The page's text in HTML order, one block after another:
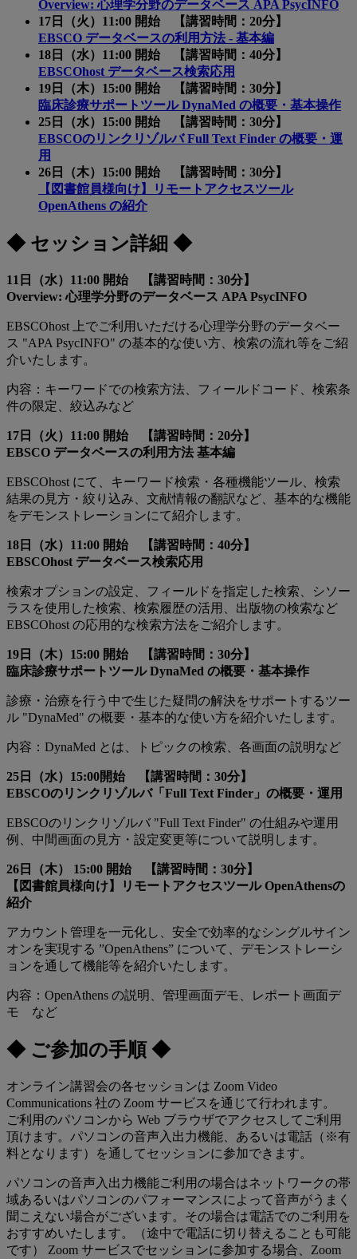
Overview: 心理学分野のデータベース APA PsycINFO
17日（火）11:00 開始 【講習時間：20分】
EBSCO データベースの利用方法 - 基本編
18日（水）11:00 開始 【講習時間：40分】
EBSCOhost データベース検索応用
19日（木）15:00 開始 【講習時間：30分】
臨床診療サポートツール DynaMed の概要・基本操作
25日（水）15:00 開始 【講習時間：30分】
EBSCOのリンクリゾルバ Full Text Finder の概要・運
用
26日（木）15:00 開始 【講習時間：30分】
【図書館員様向け】リモートアクセスツール
OpenAthens の紹介
◆ セッション詳細 ◆
11日（水）11:00 開始 【講習時間：30分】
Overview: 心理学分野のデータベース APA PsycINFO
EBSCOhost 上でご利用いただける心理学分野のデータベー
ス "APA PsycINFO" の基本的な使い方、検索の流れ等をご紹
介いたします。
内容：キーワードでの検索方法、フィールドコード、検索条
件の限定、絞込みなど
17日（火）11:00 開始 【講習時間：20分】
EBSCO データベースの利用方法 基本編
EBSCOhost にて、キーワード検索・各種機能ツール、検索
結果の見方・絞り込み、文献情報の翻訳など、基本的な機能
をデモンストレーションにて紹介します。
18日（水）11:00 開始 【講習時間：40分】
EBSCOhost データベース検索応用
検索オプションの設定、フィールドを指定した検索、シソー
ラスを使用した検索、検索履歴の活用、出版物の検索など
EBSCOhost の応用的な検索方法をご紹介します。
19日（木）15:00 開始 【講習時間：30分】
臨床診療サポートツール DynaMed の概要・基本操作
診療・治療を行う中で生じた疑問の解決をサポートするツー
ル "DynaMed" の概要・基本的な使い方を紹介いたします。
内容：DynaMed とは、トピックの検索、各画面の説明など
25日（水）15:00開始 【講習時間：30分】
EBSCOのリンクリゾルバ「Full Text Finder」の概要・運用
EBSCOのリンクリゾルバ "Full Text Finder" の仕組みや運用
例、中間画面の見方・設定変更等について説明します。
26日（木） 15:00 開始 【講習時間：30分】
【図書館員様向け】リモートアクセスツール OpenAthensの
紹介
アカウント管理を一元化し、安全で効率的なシングルサイン
オンを実現する ”OpenAthens” について、デモンストレーシ
ョンを通して機能等を紹介いたします。
内容：OpenAthens の説明、管理画面デモ、レポート画面デ
モ など
◆ ご参加の手順 ◆
オンライン講習会の各セッションは Zoom Video
Communications 社の Zoom サービスを通じて行われます。
ご利用のパソコンから Web ブラウザでアクセスしてご利用
頂けます。パソコンの音声入出力機能、あるいは電話（※有
料となります）を通してセッションに参加できます。
パソコンの音声入出力機能ご利用の場合はネットワークの帯
域あるいはパソコンのパフォーマンスによって音声がうまく
聞こえない場合がございます。その場合は電話でのご利用を
おすすめいたします。（途中で電話に切り替えることも可能
です） Zoom サービスでセッションに参加する場合、Zoom